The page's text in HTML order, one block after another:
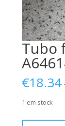
Tubo
€18.34
1 em stock